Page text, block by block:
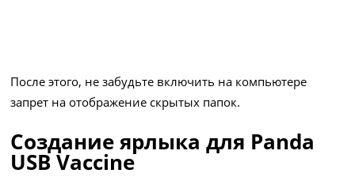
После этого, не забудьте включить на компьютере
запрет на отображение скрытых папок.
Создание ярлыка для Panda
USB Vaccine